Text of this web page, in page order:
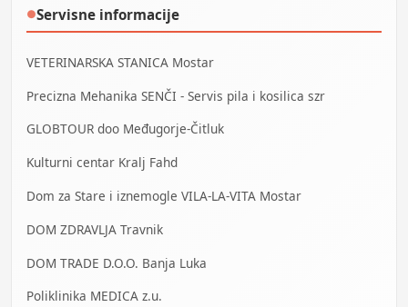
●Servisne informacije
VETERINARSKA STANICA Mostar
Precizna Mehanika SENČI - Servis pila i kosilica szr
GLOBTOUR doo Međugorje-Čitluk
Kulturni centar Kralj Fahd
Dom za Stare i iznemogle VILA-LA-VITA Mostar
DOM ZDRAVLJA Travnik
DOM TRADE D.O.O. Banja Luka
Poliklinika MEDICA z.u.